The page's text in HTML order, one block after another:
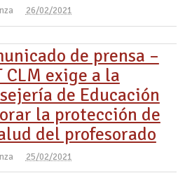
26/02/2021
de prensa –
CLM exige a la
de Educación
la protección de
del profesorado
25/02/2021